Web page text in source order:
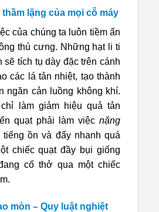
thầm lặng của mọi cỗ máy
của chúng ta luôn tiềm ẩn
thú cưng. Những hạt li ti
sẽ tích tụ dày đặc trên cánh
các lá tản nhiệt, tạo thành
ngăn cản luồng không khí.
làm giảm hiệu quả tản
quạt phải làm việc nặng
tiếng ồn và đẩy nhanh quá
chiếc quạt đầy bụi giống
cố thở qua một chiếc
mòn – Quy luật nghiệt